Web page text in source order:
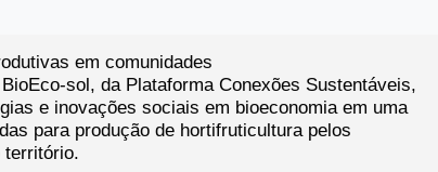
em comunidades
sol, da Plataforma Conexões Sustentáveis,
e inovações sociais em bioeconomia em uma
para produção de hortifruticultura pelos
território.